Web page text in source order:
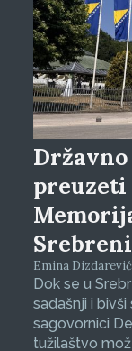
preuzeti
Emina Dizdarević
Dok se u
sadašnji i
sagovornici
tužilaštvo